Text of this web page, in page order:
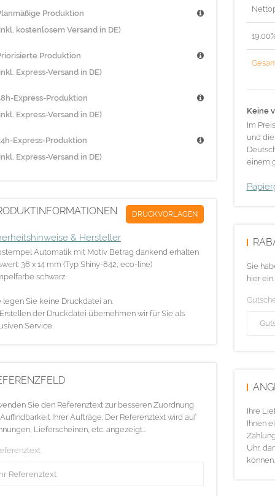
Produktion
kostenlosem Versand in DE)
Produktion
Express-Versand in DE)
Express-Produktion
Express-Versand in DE)
Express-Produktion
Express-Versand in DE)
DRUCKVORLAGEN
& Hersteller
Automatik mit Motiv Betrag dankend erhalten
38 x 14 mm (Typ Shiny-842, eco-line)
schwarz
legen Sie keine Druckdatei an.
der Druckdatei übernehmen wir für Sie als
Service.
Sie den Referenztext zur besseren Zuordnung
Ihrer Aufträge. Der Referenztext wird auf
Lieferscheinen, etc. angezeigt...
Keine
Im
und
einem
Sie
hier ein.
Ihre
Ihnen
Uhr,
können.